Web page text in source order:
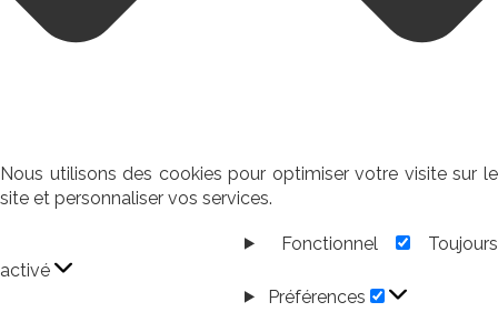
Nous utilisons des cookies pour optimiser votre visite sur le
site et personnaliser vos services.
Fonctionnel
Toujours
activé
Préférences